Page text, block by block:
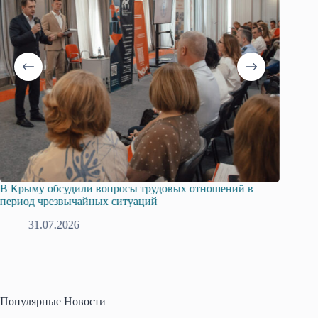
отношений в
Русская община Крыма и Федерация
профсоюзов Крыма укрепляют
Популярные Новости